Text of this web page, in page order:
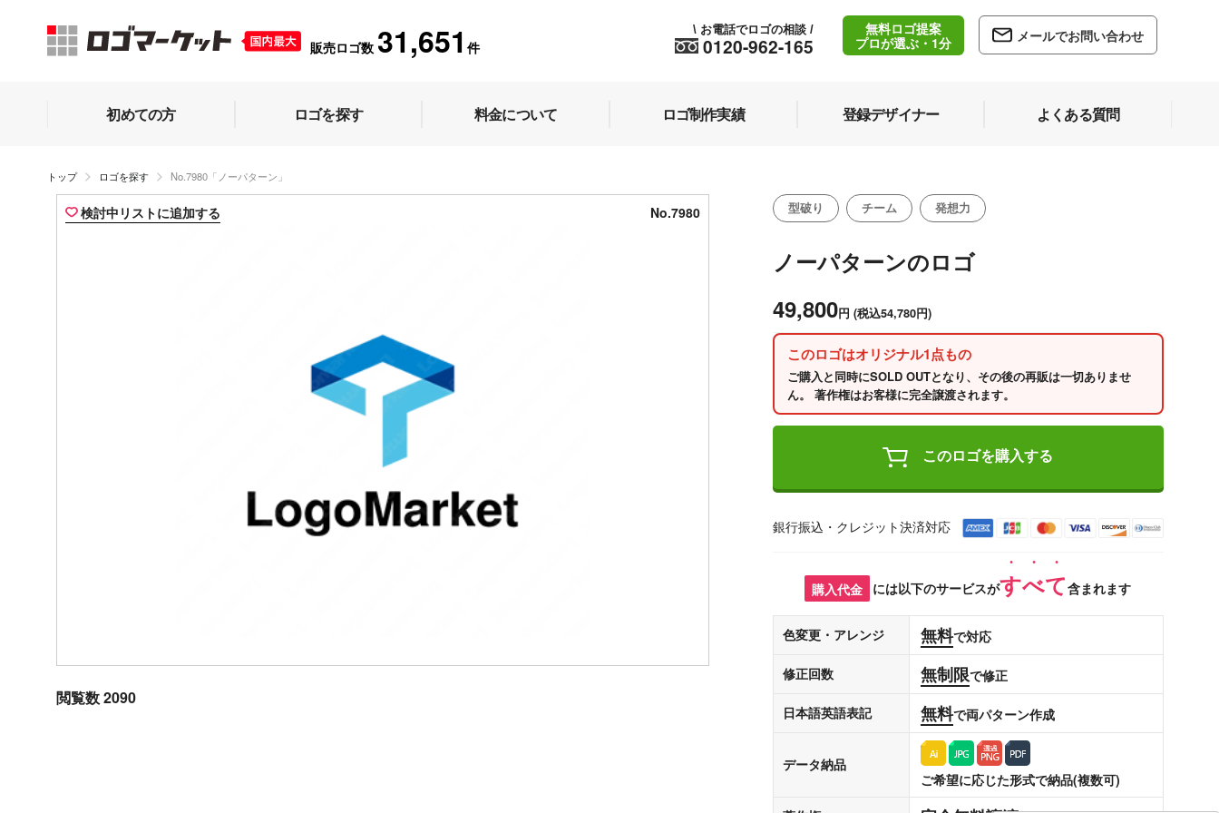
販売ロゴ数 31,651 件 0120-962-165
\ お電話でロゴの相談 /
無料ロゴ提案
プロが選ぶ・1分
メールでお問い合わせ
初めての方 ロゴを探す 料金について ロゴ制作実績 登録デザイナー よくある質問
トップ ロゴを探す No.7980「ノーパターン」
検討中リストに追加する No.7980
閲覧数 2090
型破り チーム 発想力
ノーパターンのロゴ
49,800円 (税込54,780円)
このロゴはオリジナル1点もの
ご購入と同時にSOLD OUTとなり、その後の再販は一切ありませ
ん。 著作権はお客様に完全譲渡されます。
このロゴを購入する
銀行振込・クレジット決済対応
購入代金 には以下のサービスがすべて含まれます
色変更・アレンジ 無料で対応
修正回数 無制限で修正
日本語英語表記 無料で両パターン作成
データ納品
ご希望に応じた形式で納品(複数可)